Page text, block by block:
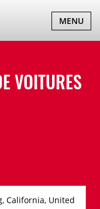
BASCULER
LA
MENU
VOITURES